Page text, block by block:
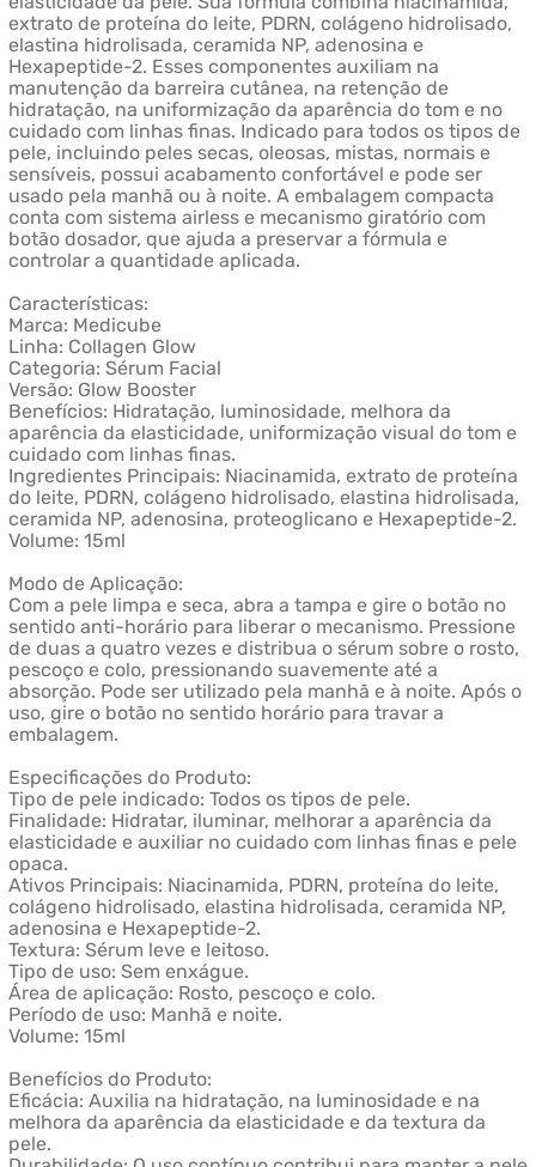
extrato de proteína do leite, PDRN, colágeno hidrolisado,
elastina hidrolisada, ceramida NP, adenosina e
Hexapeptide-2. Esses componentes auxiliam na
manutenção da barreira cutânea, na retenção de
hidratação, na uniformização da aparência do tom e no
cuidado com linhas finas. Indicado para todos os tipos de
pele, incluindo peles secas, oleosas, mistas, normais e
sensíveis, possui acabamento confortável e pode ser
usado pela manhã ou à noite. A embalagem compacta
conta com sistema airless e mecanismo giratório com
botão dosador, que ajuda a preservar a fórmula e
controlar a quantidade aplicada.
Características:
Marca: Medicube
Linha: Collagen Glow
Categoria: Sérum Facial
Versão: Glow Booster
Benefícios: Hidratação, luminosidade, melhora da
aparência da elasticidade, uniformização visual do tom e
cuidado com linhas finas.
Ingredientes Principais: Niacinamida, extrato de proteína
do leite, PDRN, colágeno hidrolisado, elastina hidrolisada,
ceramida NP, adenosina, proteoglicano e Hexapeptide-2.
Volume: 15ml
Modo de Aplicação:
Com a pele limpa e seca, abra a tampa e gire o botão no
sentido anti-horário para liberar o mecanismo. Pressione
de duas a quatro vezes e distribua o sérum sobre o rosto,
pescoço e colo, pressionando suavemente até a
absorção. Pode ser utilizado pela manhã e à noite. Após o
uso, gire o botão no sentido horário para travar a
embalagem.
Especificações do Produto:
Tipo de pele indicado: Todos os tipos de pele.
Finalidade: Hidratar, iluminar, melhorar a aparência da
elasticidade e auxiliar no cuidado com linhas finas e pele
opaca.
Ativos Principais: Niacinamida, PDRN, proteína do leite,
colágeno hidrolisado, elastina hidrolisada, ceramida NP,
adenosina e Hexapeptide-2.
Textura: Sérum leve e leitoso.
Tipo de uso: Sem enxágue.
Área de aplicação: Rosto, pescoço e colo.
Período de uso: Manhã e noite.
Volume: 15ml
Benefícios do Produto:
Eficácia: Auxilia na hidratação, na luminosidade e na
melhora da aparência da elasticidade e da textura da
pele.